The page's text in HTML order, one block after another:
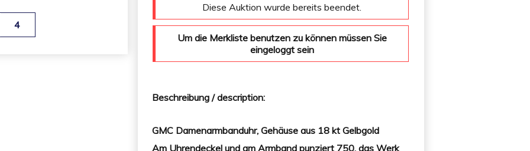
4
Diese Auktion wurde bereits beendet.
Um die Merkliste benutzen zu können müssen Sie
eingeloggt sein
Beschreibung / description:
GMC Damenarmbanduhr, Gehäuse aus 18 kt Gelbgold
Am Uhrendeckel und am Armband punziert 750, das Werk